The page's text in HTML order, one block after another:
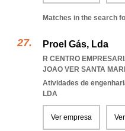
Matches in the search
Proel Gás, Lda
R CENTRO
JOAO VER SANTA
Atividades de
LDA
Ver empresa